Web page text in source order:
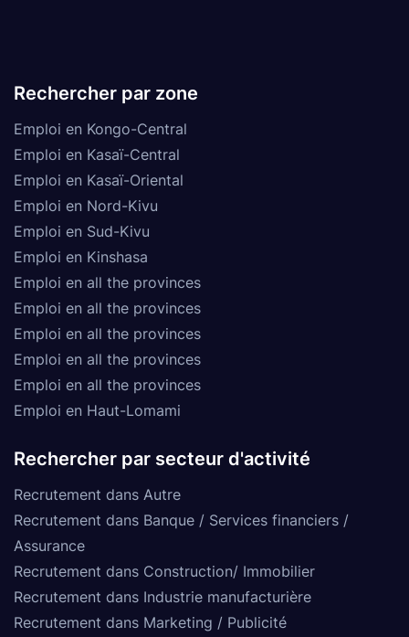
Rechercher par zone
Emploi en Kongo-Central
Emploi en Kasaï-Central
Emploi en Kasaï-Oriental
Emploi en Nord-Kivu
Emploi en Sud-Kivu
Emploi en Kinshasa
Emploi en all the provinces
Emploi en all the provinces
Emploi en all the provinces
Emploi en all the provinces
Emploi en all the provinces
Emploi en Haut-Lomami
Rechercher par secteur d'activité
Recrutement dans Autre
Recrutement dans Banque / Services financiers /
Assurance
Recrutement dans Construction/ Immobilier
Recrutement dans Industrie manufacturière
Recrutement dans Marketing / Publicité